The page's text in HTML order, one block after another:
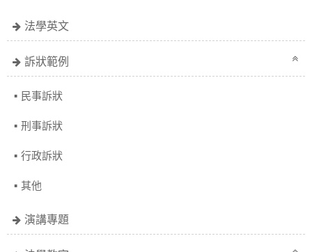
法學英文
訴狀範例
民事訴狀
刑事訴狀
行政訴狀
其他
演講專題